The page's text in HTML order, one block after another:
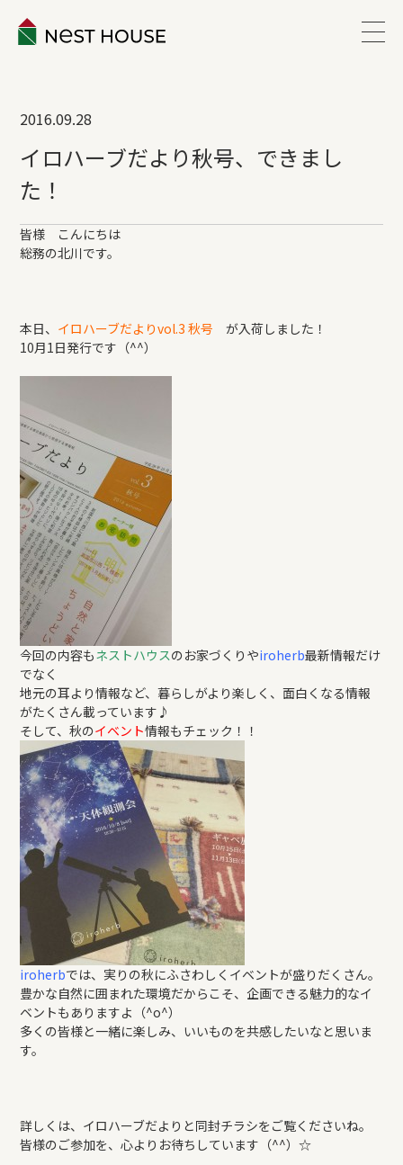
ABOUT
WORKS
LINEUP
REFORM
BLOG
COMPANY
新築住宅のお問い合わせ
リフォームのお問い合わせ
2016.09.28
イロハーブだより秋号、できまし
た！
皆様 こんにちは
総務の北川です。
本日、 イロハーブだよりvol.3 秋号 が入荷しました！
10月1日発行です（^^）
今回の内容もネストハウスのお家づくりやiroherb最新情報だけ
でなく
地元の耳より情報など、暮らしがより楽しく、面白くなる情報
がたくさん載っています♪
そして、秋のイベント情報もチェック！！
iroherbでは、実りの秋にふさわしくイベントが盛りだくさん。
豊かな自然に囲まれた環境だからこそ、企画できる魅力的なイ
ベントもありますよ（^o^）
多くの皆様と一緒に楽しみ、いいものを共感したいなと思いま
す。
詳しくは、イロハーブだよりと同封チラシをご覧くださいね。
皆様のご参加を、心よりお待ちしています（^^）☆